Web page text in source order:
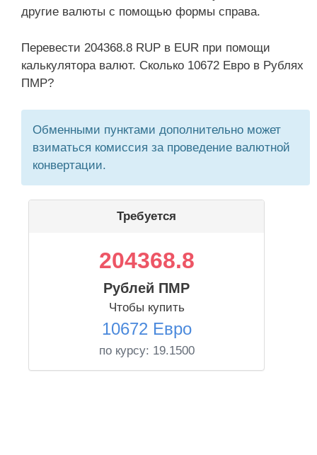
другие валюты с помощью формы справа.
Перевести 204368.8 RUP в EUR при помощи
калькулятора валют. Сколько 10672 Евро в Рублях
ПМР?
Обменными пунктами дополнительно может
взиматься комиссия за проведение валютной
конвертации.
Требуется
204368.8
Рублей ПМР
Чтобы купить
10672 Евро
по курсу: 19.1500